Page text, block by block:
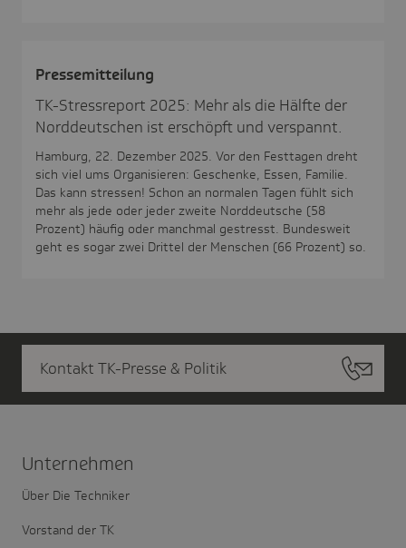
Pres­se­mit­tei­lung
TK-Stressreport 2025: Mehr als die Hälfte der
Norddeutschen ist erschöpft und verspannt.
Hamburg, 22. Dezember 2025. Vor den Festtagen dreht
sich viel ums Organisieren: Geschenke, Essen, Familie.
Das kann stressen! Schon an normalen Tagen fühlt sich
mehr als jede oder jeder zweite Norddeutsche (58
Prozent) häufig oder manchmal gestresst. Bundesweit
geht es sogar zwei Drittel der Menschen (66 Prozent) so.
Kontakt TK-Presse & Politik
Unter­nehmen
Über Die Techniker
Vorstand der TK